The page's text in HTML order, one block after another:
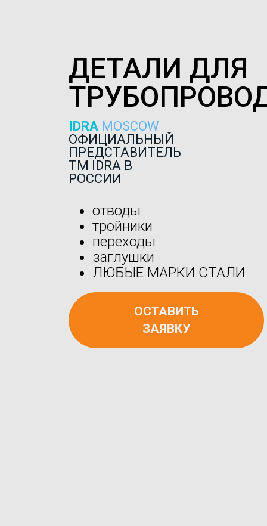
ДЕТАЛИ ДЛЯ
IDRA MOSCOW
ОФИЦИАЛЬНЫЙ
ПРЕДСТАВИТЕЛЬ
ТМ IDRA В
РОССИИ
отводы
тройники
переходы
заглушки
ЛЮБЫЕ МАРКИ СТАЛИ
ОСТАВИТЬ
ЗАЯВКУ